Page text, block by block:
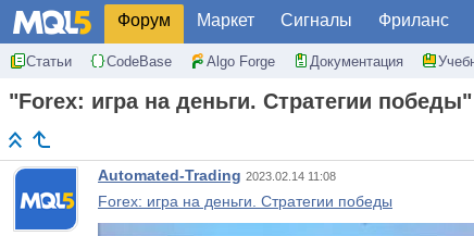
Форум Маркет Сигналы Фриланс
Статьи CodeBase Algo Forge Документация
"Forex: игра на деньги. Стратегии
Automated-Trading 2023.02.14 11:08
Forex: игра на деньги. Стратегии победы